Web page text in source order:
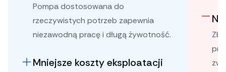
Pompa dostosowana do
rzeczywistych potrzeb zapewnia
niezawodną pracę i długą żywotność.
Mniejsze koszty eksploatacji